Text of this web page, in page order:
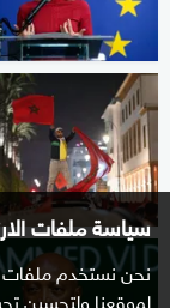
سياسة ملفات
نحن نستخدم ملفات
لموقعنا ولتحسين